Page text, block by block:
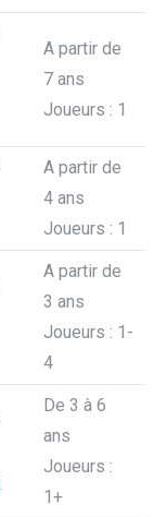
A partir de
7 ans
Joueurs : 1
A partir de
4 ans
Joueurs : 1
A partir de
3 ans
Joueurs : 1-
4
De 3 à 6
ans
Joueurs :
1+